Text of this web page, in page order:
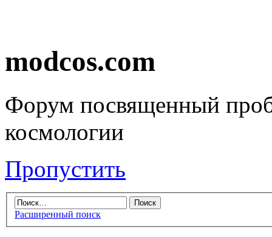
modcos.com
Форум посвященный
космологии
Пропустить
Расширенный поиск